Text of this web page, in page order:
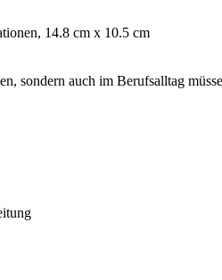
14.8 cm x 10.5 cm
sondern auch im Berufsalltag